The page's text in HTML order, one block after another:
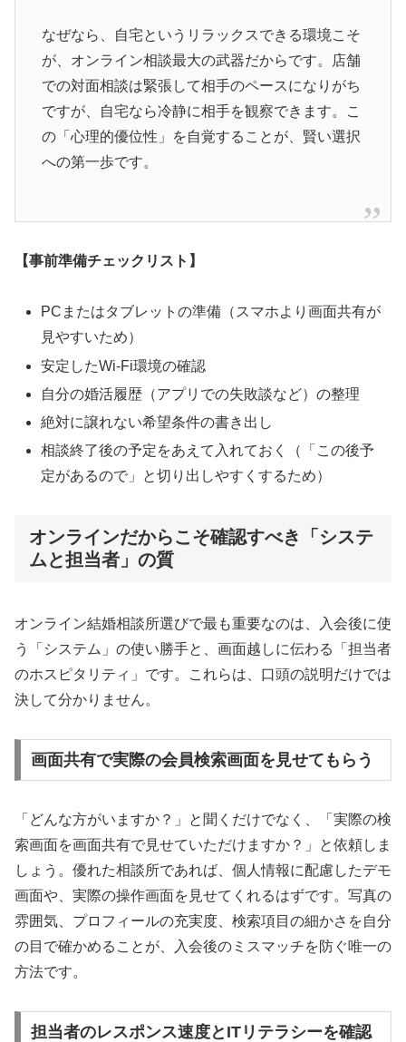
なぜなら、自宅というリラックスできる環境こそ
が、オンライン相談最大の武器だからです。店舗
での対面相談は緊張して相手のペースになりがち
ですが、自宅なら冷静に相手を観察できます。こ
の「心理的優位性」を自覚することが、賢い選択
への第一歩です。
【事前準備チェックリスト】
PCまたはタブレットの準備（スマホより画面共有が
見やすいため）
安定したWi-Fi環境の確認
自分の婚活履歴（アプリでの失敗談など）の整理
絶対に譲れない希望条件の書き出し
相談終了後の予定をあえて入れておく（「この後予
定があるので」と切り出しやすくするため）
オンラインだからこそ確認すべき「システ
ムと担当者」の質
オンライン結婚相談所選びで最も重要なのは、入会後に使
う「システム」の使い勝手と、画面越しに伝わる「担当者
のホスピタリティ」です。これらは、口頭の説明だけでは
決して分かりません。
画面共有で実際の会員検索画面を見せてもらう
「どんな方がいますか？」と聞くだけでなく、「実際の検
索画面を画面共有で見せていただけますか？」と依頼しま
しょう。優れた相談所であれば、個人情報に配慮したデモ
画面や、実際の操作画面を見せてくれるはずです。写真の
雰囲気、プロフィールの充実度、検索項目の細かさを自分
の目で確かめることが、入会後のミスマッチを防ぐ唯一の
方法です。
担当者のレスポンス速度とITリテラシーを確認